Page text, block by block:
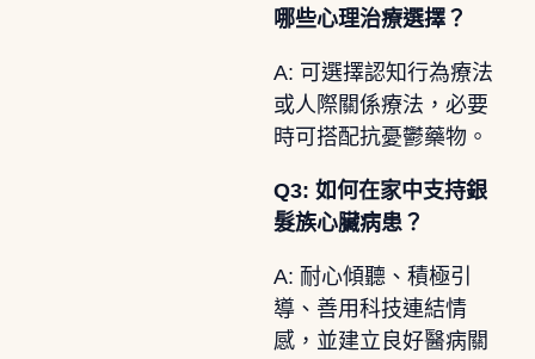
哪些心理治療選擇？
A: 可選擇認知行為療法
或人際關係療法，必要
時可搭配抗憂鬱藥物。
Q3: 如何在家中支持銀
髮族心臟病患？
A: 耐心傾聽、積極引
導、善用科技連結情
感，並建立良好醫病關